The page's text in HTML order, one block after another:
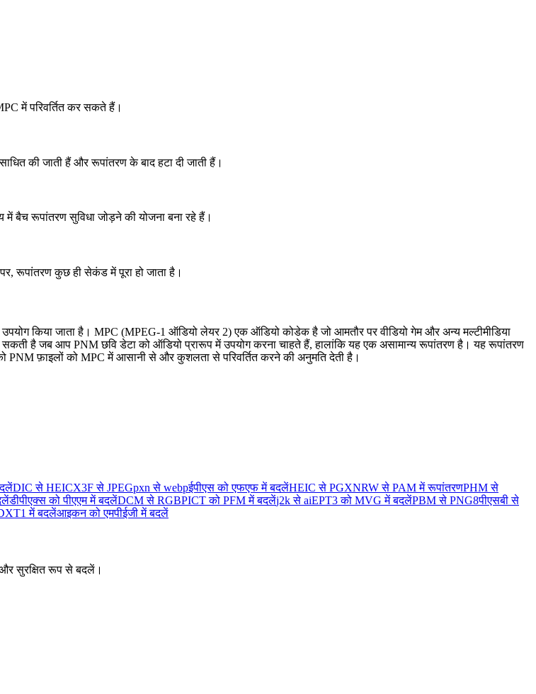
में परिवर्तित कर सकते हैं।
की जाती हैं और रूपांतरण के बाद हटा दी जाती हैं।
बैच रूपांतरण सुविधा जोड़ने की योजना बना रहे हैं।
रूपांतरण कुछ ही सेकंड में पूरा हो जाता है।
किया जाता है। MPC (MPEG-1 ऑडियो लेयर 2) एक ऑडियो कोडेक है जो आमतौर पर वीडियो गेम और अन्य मल्टीमीडिया
है जब आप PNM छवि डेटा को ऑडियो प्रारूप में उपयोग करना चाहते हैं, हालांकि यह एक असामान्य रूपांतरण है। यह रूपांतरण
PNM फ़ाइलों को MPC में आसानी से और कुशलता से परिवर्तित करने की अनुमति देती है।
DIC से HEICX3F से JPEGpxn से webpईपीएस को एफएफ में बदलेंHEIC से PGXNRW से PAM में रूपांतरणPHM से
डीपीएक्स को पीएएम में बदलेंDCM से RGBPICT को PFM में बदलेंj2k से aiEPT3 को MVG में बदलेंPBM से PNG8पीएसबी से
में बदलेंआइकन को एमपीईजी में बदलें
और सुरक्षित रूप से बदलें।